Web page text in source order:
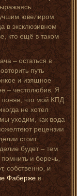
ювелиром
в эксклюзивном
кто ещё в таком
– остаться в
путь
и изящное
– честолюбив. Я
что мой КПД
не хотел
уходим, как вода
рецензии
стоит
будет – тем
и беречь,
собственно, и
Фабержев